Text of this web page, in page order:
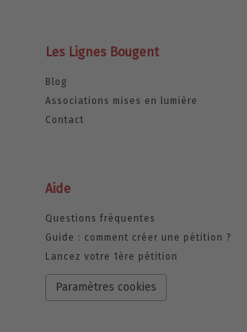
Les Lignes Bougent
Blog
Associations mises en lumière
Contact
Aide
Questions fréquentes
Guide : comment créer une pétition ?
Lancez votre 1ère pétition
Paramètres cookies